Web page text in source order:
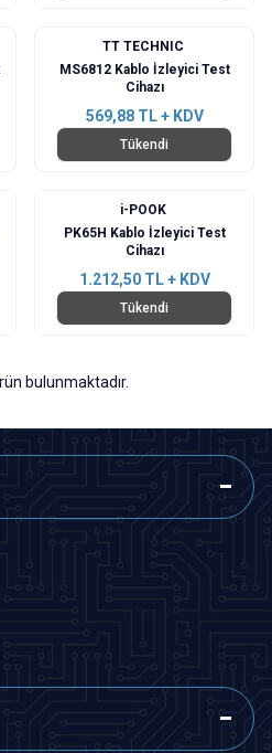
TT TECHNIC
MS6812 Kablo İzleyici Test
Cihazı
569,88TL + KDV
Tükendi
i-POOK
PK65H Kablo İzleyici Test
Cihazı
1.212,50TL + KDV
Tükendi
bulunmaktadır.